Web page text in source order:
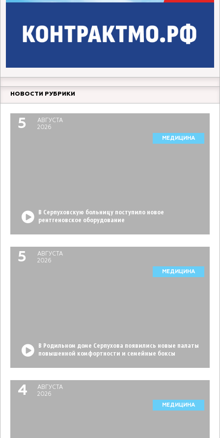
НОВОСТИ РУБРИКИ
5
АВГУСТА
2026
МЕДИЦИНА
В Серпуховскую больницу поступило новое
рентгеновское оборудование
5
АВГУСТА
2026
МЕДИЦИНА
В Родильном доме Серпухова появились новые палаты
повышенной комфортности и семейные боксы
4
АВГУСТА
2026
МЕДИЦИНА